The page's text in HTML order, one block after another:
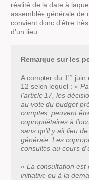
réalité de la date à
assemblée générale de
convient donc d’être
d’un lieu.
Remarque sur les
A compter du 1er juin
12 selon lequel : «
l'article 17, les
au vote du budget
comptes, peuvent
copropriétaires à
sans qu'il y ait lieu
générale. Les
consultés au cours
« La consultation est
initiative ou à la